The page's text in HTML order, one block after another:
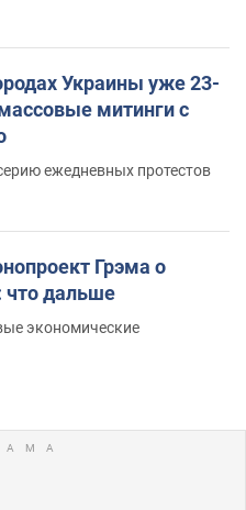
Украины уже 23-
митинги с
ежедневных протестов
Грэма о
что дальше
экономические